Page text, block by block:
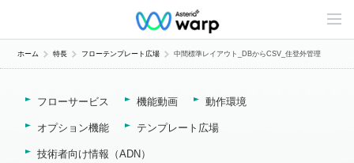
C
n
e
ホーム 特長 フローテンプレート広場 中間標準レイアウト_DBからCSV_住登外管理
フローサービス 機能動画 動作環境
オプション機能 テンプレート広場
技術者向け情報（ADN）